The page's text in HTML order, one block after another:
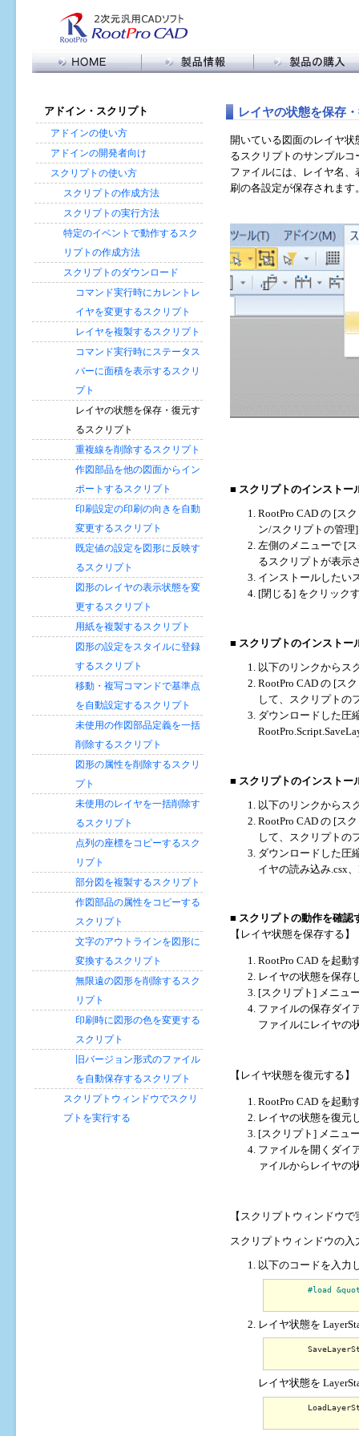
バージョン情報
動作環境
販売代理店の皆様へ
コ
ツ
に
アドイン・スクリプト
アドインの使い方
アドインの開発者向け
スクリプトの使い方
スクリプトの作成方法
スクリプトの実行方法
特定のイベントで動作するスク
リプトの作成方法
スクリプトのダウンロード
コマンド実行時にカレントレ
イヤを変更するスクリプト
レイヤを複製するスクリプト
コマンド実行時にステータス
バーに面積を表示するスクリ
プト
レイヤの状態を保存・復元す
るスクリプト
重複線を削除するスクリプト
作図部品を他の図面からイン
ポートするスクリプト
印刷設定の印刷の向きを自動
変更するスクリプト
既定値の設定を図形に反映す
るスクリプト
図形のレイヤの表示状態を変
更するスクリプト
用紙を複製するスクリプト
図形の設定をスタイルに登録
するスクリプト
移動・複写コマンドで基準点
を自動設定するスクリプト
未使用の作図部品定義を一括
削除するスクリプト
図形の属性を削除するスクリ
プト
未使用のレイヤを一括削除す
るスクリプト
点列の座標をコピーするスク
リプト
部分図を複製するスクリプト
作図部品の属性をコピーする
スクリプト
文字のアウトラインを図形に
変換するスクリプト
無限遠の図形を削除するスク
リプト
印刷時に図形の色を変更する
スクリプト
旧バージョン形式のファイル
を自動保存するスクリプト
スクリプトウィンドウでスクリ
プトを実行する
レイヤの状態を保存
開いている図面のレイヤ
るスクリプトのサンプルコ
ファイルには、レイヤ名
刷の各設定が保存されます
■ スクリプトのインストー
RootPro CAD の [ス
ン/スクリプトの管
左側のメニューで [
るスクリプトが表示
インストールしたい
[閉じる] をクリック
■ スクリプトのインストー
以下のリンクからス
RootPro CAD の [ス
して、スクリプトの
ダウンロードした圧
■ スクリプトのインストー
以下のリンクからス
RootPro CAD の [ス
して、スクリプトの
ダウンロードした圧
イヤの読み込み.csx
■ スクリプトの動作を確認
【レイヤ状態を保存する】
RootPro CAD を起動
レイヤの状態を保存
[スクリプト] メニュ
ファイルの保存ダイ
ファイルにレイヤの
【レイヤ状態を復元する】
RootPro CAD を起動
レイヤの状態を復元
[スクリプト] メニュ
ファイルを開くダイ
ァイルからレイヤの
【スクリプトウィンドウ
スクリプトウィンドウの
以下のコードを入力
#load
レイヤ状態を
レイヤ状態を